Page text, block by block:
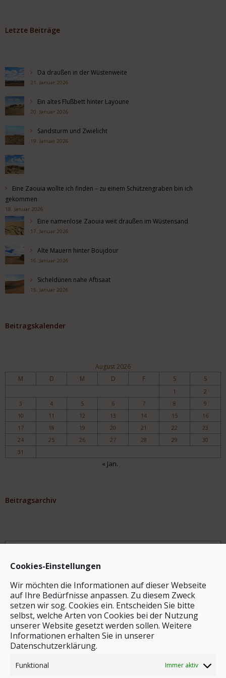
Cookies-Einstellungen
Wir möchten die Informationen auf dieser Webseite
auf Ihre Bedürfnisse anpassen. Zu diesem Zweck
setzen wir sog. Cookies ein. Entscheiden Sie bitte
selbst, welche Arten von Cookies bei der Nutzung
unserer Website gesetzt werden sollen. Weitere
Informationen erhalten Sie in unserer
Datenschutzerklärung.
Funktional Immer aktiv
Letzte Beiträge
Da draußen in der Wüstenweite
21. Januar 2026
Ein altes Flußbett hinter Layoune
20. Januar 2026
Sandsturm und Zwielicht
19. Januar 2026
Eine Zaouia wollte ich finden – zu einem Schützengraben bin ich
gekommen
18. Januar 2026
Eine namenlose Zaouia weit draußen im Wüstensand
17. Januar 2026
Alte Mauern hinter Boujdour
16. Januar 2026
Sicheldünen nahe Aftisaat
15. Januar 2026
Beitragskalender
August 2026
M D M D F S S
1
2
3
4 5 6 7 8
9
10
11 12 13 14 15
16
17
18 19 20 21 22
23
24
25 26 27 28 29
30
31
« Jan.
Beitragsarchiv
Archiv
Stichwortsuche